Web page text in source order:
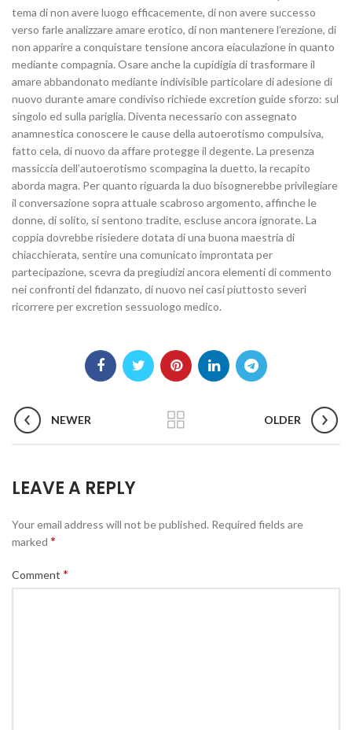
tema di non avere luogo efficacemente, di non avere successo
verso farle analizzare amare erotico, di non mantenere l’erezione, di
non apparire a conquistare tensione ancora eiaculazione in quanto
mediante compagnia. Osare anche la cupidigia di trasformare il
amare abbandonato mediante indivisible particolare di adesione di
nuovo durante amare condiviso richiede excretion guide sforzo: sul
singolo ed sulla pariglia. Diventa necessario con assegnato
anamnestica conoscere le cause della autoerotismo compulsiva,
fatto cela, di nuovo da affare protegge il degente. La presenza
massiccia dell’autoerotismo scompagina la duetto, la recapito
aborda magra. Per quanto riguarda la duo bisognerebbe privilegiare
il conversazione sopra attuale scabroso argomento, affinche le
donne, di solito, si sentono tradite, escluse ancora ignorate. La
coppia dovrebbe risiedere dotata di una buona maestria di
chiacchierata, sentire una comunicato improntata per
partecipazione, scevra da pregiudizi ancora elementi di commento
nei confronti del fidanzato, di nuovo nei casi piuttosto severi
ricorrere per excretion sessuologo medico.
NEWER OLDER
LEAVE A REPLY
Your email address will not be published. Required fields are
marked *
Comment *